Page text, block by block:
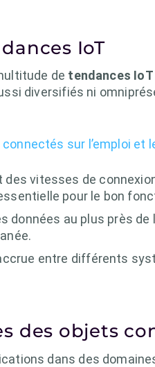
IoT
de tendances IoT
diversifiés ni
sur l’emploi et
des vitesses de
pour le bon
données au plus près
entre différents
des objets
dans des